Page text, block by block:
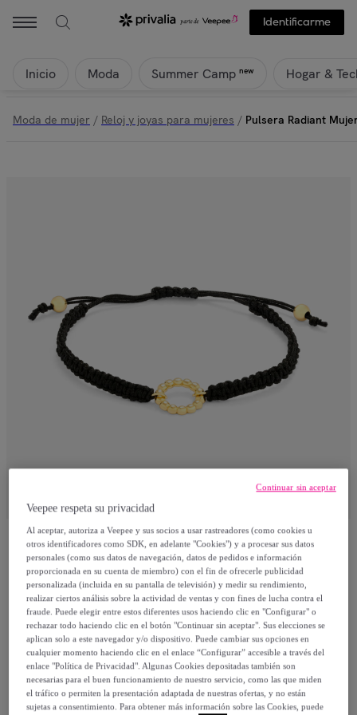
Identificarme
Inicio Moda Summer Camp new Hogar &
Moda de mujer / Reloj y joyas para mujeres / Pulsera Radiant
Radiant
Pulsera Radiant Mujer RY000021
Modelo: Pulsera Radiant Mujer RY000021
23,00 €
39,90 €
Veepee respeta su privacidad
Al aceptar, autoriza a Veepee y sus socios a usar rastreadores (como cookies u
otros identificadores como SDK, en adelante "Cookies") y a procesar sus datos
personales (como sus datos de navegación, datos de pedidos e información
proporcionada en su cuenta de miembro) con el fin de ofrecerle publicidad
personalizada (incluida en su pantalla de televisión) y medir su rendimiento,
realizar ciertos análisis sobre la actividad de ventas y con fines de lucha contra el
fraude. Puede elegir entre estos diferentes usos haciendo clic en "Configurar" o
rechazar todo haciendo clic en el botón "Continuar sin aceptar". Sus elecciones se
aplican solo a este navegador y/o dispositivo. Puede cambiar sus opciones en
cualquier momento haciendo clic en el enlace “Configurar” accesible a través del
enlace "Política de Privacidad". Algunas Cookies depositadas también son
necesarias para el buen funcionamiento de nuestro servicio, como las que miden
el tráfico o permiten la presentación adaptada de nuestras ofertas, y no están
sujetas a consentimiento. Para obtener más información sobre las Cookies, puede
Continuar sin aceptar